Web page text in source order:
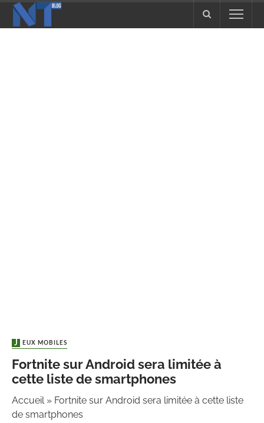
JEUX MOBILES
Fortnite sur Android sera limitée à
cette liste de smartphones
Accueil» Fortnite sur Android sera limitée à cette liste
de smartphones